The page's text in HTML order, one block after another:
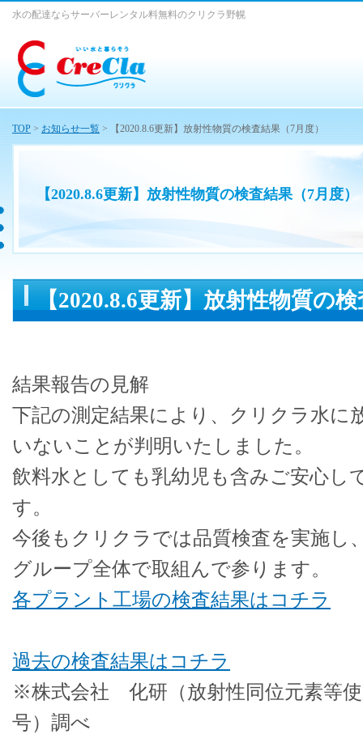
【2020.8.6更新】放射性物質の検査結果（7月度）
水の配達ならサーバーレンタル料無料のクリクラ野幌
【2020.8.6更新】放射性物質の
結果報告の見解
下記の測定結果により、クリクラ水に
いないことが判明いたしました。
飲料水としても乳幼児も含みご安心し
す。
今後もクリクラでは品質検査を実施し
グループ全体で取組んで参ります。
各プラント工場の検査結果はコチラ
過去の検査結果はコチラ
※株式会社 化研（放射性同位元素等使
号）調べ
TOP > お知らせ一覧 > 【2020.8.6更新】放射性物質の検査結果（7月度）